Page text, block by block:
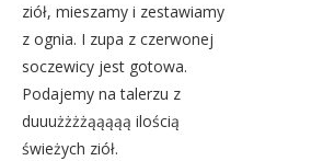
ziół, mieszamy i zestawiamy
z ognia. I zupa z czerwonej
soczewicy jest gotowa.
Podajemy na talerzu z
duuużżżżąąąąą ilością
świeżych ziół.